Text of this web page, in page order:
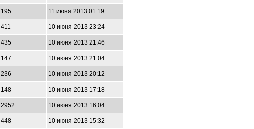
195 11 июня 2013 01:19
411 10 июня 2013 23:24
435 10 июня 2013 21:46
147 10 июня 2013 21:04
236 10 июня 2013 20:12
148 10 июня 2013 17:18
2952 10 июня 2013 16:04
448 10 июня 2013 15:32